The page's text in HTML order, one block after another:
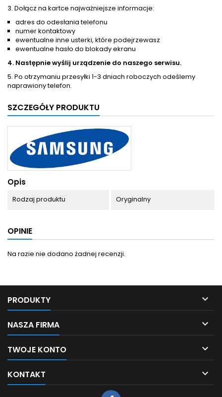
3. Dołącz na kartce najważniejsze informacje:
adres do odesłania telefonu
numer kontaktowy
ewentualne inne usterki, które podejrzewasz
ewentualne hasło do blokady ekranu
4. Następnie wyślij urządzenie do naszego serwisu.
5. Po otrzymaniu przesyłki 1-3 dniach roboczych odeślemy
naprawiony telefon.
SZCZEGÓŁY PRODUKTU
Opis
Rodzaj produktu Oryginalny
OPINIE
Na razie nie dodano żadnej recenzji.
PRODUKTY 
NASZA FIRMA 
TWOJE KONTO 
KONTAKT 